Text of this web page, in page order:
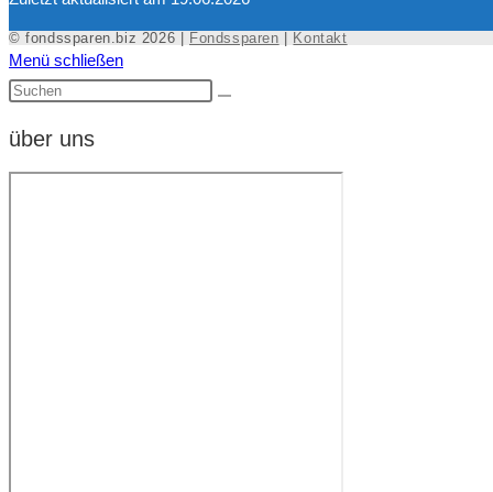
© fondssparen.biz 2026 | Fondssparen Kontakt
Menü schließen
über uns